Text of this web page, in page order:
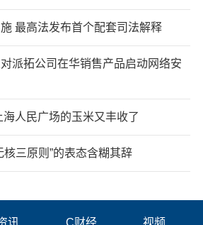
最高法发布首个配套司法解释
派拓公司在华销售产品启动网络安
人民广场的玉米又丰收了
核三原则”的表态含糊其辞
讯 C财经 视频